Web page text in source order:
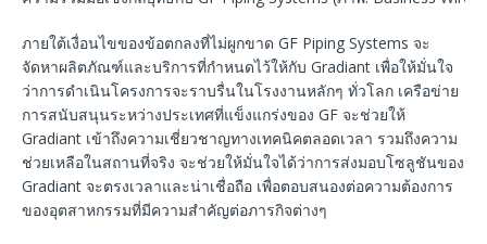
ภายใต้เงื่อนไขของข้อตกลงที่ไม่ผูกขาด GF Piping Systems จะ
จัดหาผลิตภัณฑ์และบริการที่กำหนดไว้ให้กับ Gradiant เพื่อให้มั่นใจ
ว่าการดำเนินโครงการจะราบรื่นในโรงงานหลักๆ ทั่วโลก เครือข่าย
การสนับสนุนระหว่างประเทศที่แข็งแกร่งของ GF จะช่วยให้
Gradiant เข้าถึงความเชี่ยวชาญทางเทคนิคตลอดเวลา รวมถึงความ
ช่วยเหลือในสถานที่จริง จะช่วยให้มั่นใจได้ว่าการส่งมอบโซลูชันของ
Gradiant จะตรงเวลาและน่าเชื่อถือ เพื่อตอบสนองต่อความต้องการ
ของอุตสาหกรรมที่มีความสำคัญต่อภารกิจต่างๆ